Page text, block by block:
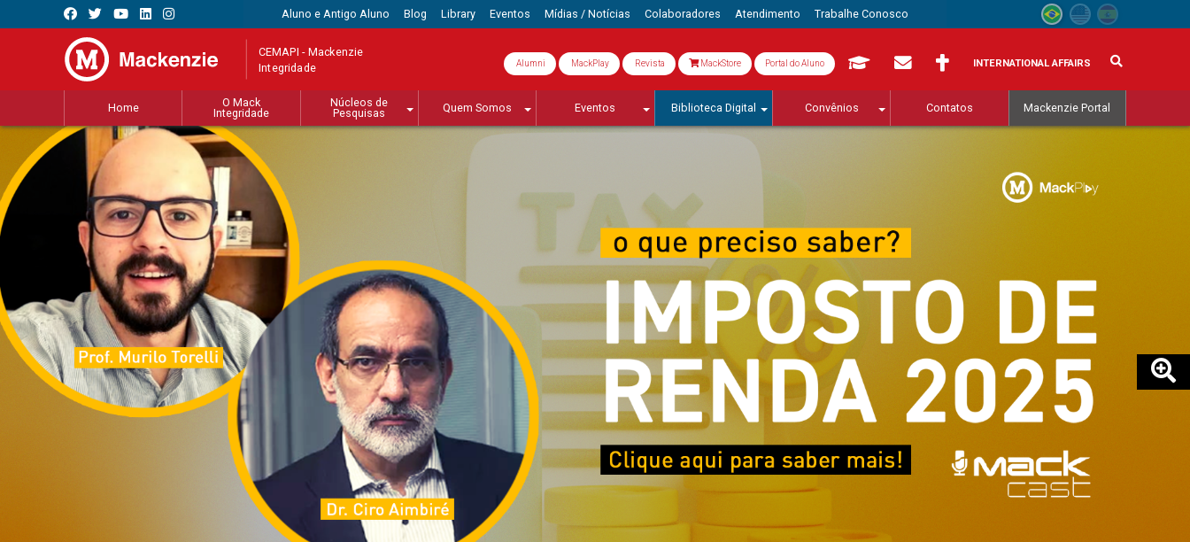
Aluno e Antigo Aluno Blog Library Eventos Mídias / Notícias Colaboradores Atendimento Trabalhe Conosco
CEMAPI - Mackenzie
Integridade Alumni MackPlay Revista MackStore Portal do Aluno INTERNATIONAL AFFAIRS
Home
O Mack
Integridade
Núcleos de
Pesquisas
Quem Somos Eventos Biblioteca Digital Convênios Contatos Mackenzie Portal